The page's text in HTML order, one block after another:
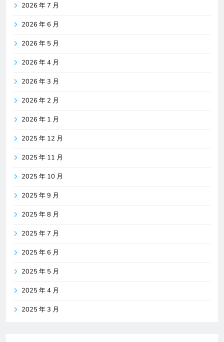
2026 年 7 月
2026 年 6 月
2026 年 5 月
2026 年 4 月
2026 年 3 月
2026 年 2 月
2026 年 1 月
2025 年 12 月
2025 年 11 月
2025 年 10 月
2025 年 9 月
2025 年 8 月
2025 年 7 月
2025 年 6 月
2025 年 5 月
2025 年 4 月
2025 年 3 月